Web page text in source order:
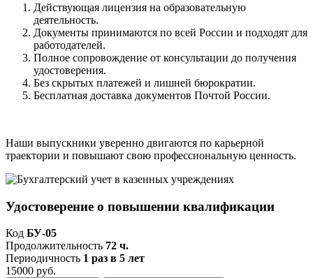
Действующая лицензия на образовательную
деятельность.
Документы принимаются по всей России и подходят для
работодателей.
Полное сопровождение от консультации до получения
удостоверения.
Без скрытых платежей и лишней бюрократии.
Бесплатная доставка документов Почтой России.
Наши выпускники уверенно двигаются по карьерной
траектории и повышают свою профессиональную ценность.
Удостоверение о повышении квалификации
Код БУ-05
Продолжительность 72 ч.
Периодичность 1 раз в 5 лет
15000 руб.